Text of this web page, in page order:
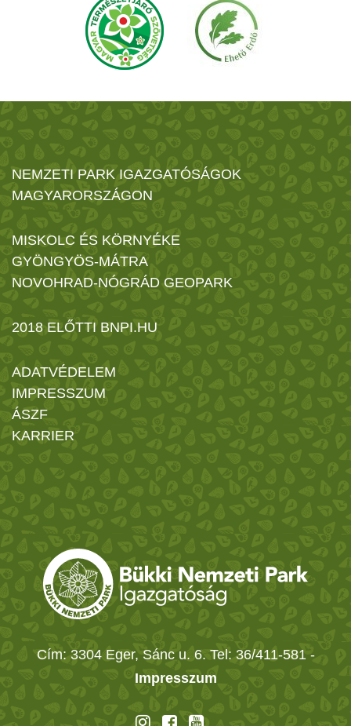
NEMZETI PARK IGAZGATÓSÁGOK
MAGYARORSZÁGON
MISKOLC ÉS KÖRNYÉKE
GYÖNGYÖS-MÁTRA
NOVOHRAD-NÓGRÁD GEOPARK
2018 ELŐTTI BNPI.HU
ADATVÉDELEM
IMPRESSZUM
ÁSZF
KARRIER
Cím: 3304 Eger, Sánc u. 6. Tel: 36/411-581 -
Impresszum